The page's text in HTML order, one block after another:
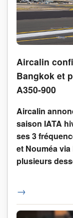
Aircalin
Bangkok et
A350-900
Aircalin
saison IATA
ses 3
et Nouméa
plusieurs
→